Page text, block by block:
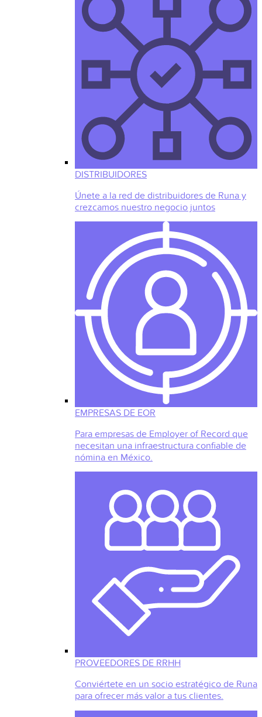
DISTRIBUIDORES
Únete a la red de distribuidores de Runa y
crezcamos nuestro negocio juntos
EMPRESAS DE EOR
Para empresas de Employer of Record que
necesitan una infraestructura confiable de
nómina en México.
PROVEEDORES DE RRHH
Conviértete en un socio estratégico de Runa
para ofrecer más valor a tus clientes.